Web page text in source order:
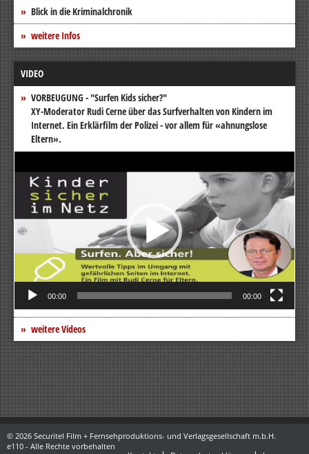
Blick in die Kriminalchronik
weitere Infos
VIDEO
VORBEUGUNG - "Surfen Kids sicher?"
XY-Moderator Rudi Cerne über das Surfverhalten von Kindern im
Internet. Ein Erklärfilm der Polizei - vor allem für «ahnungslose
Eltern».
Video-
00:00 00:00
weitere Videos
© 2026 Securitel Film + Fernsehproduktions- und Verlagsgesellschaft m.b.H.
e110 - Alle Rechte vorbehalten